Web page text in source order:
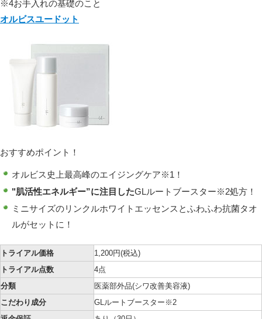
※4お手入れの基礎のこと
オルビスユードット
おすすめポイント！
オルビス史上最高峰のエイジングケア※1 ！
"肌活性エネルギー”に注目したGLルートブースター※2処方！
ミニサイズのリンクルホワイトエッセンスとふわふわ抗菌タオ
ルがセットに！
トライアル価格 1,200円(税込)
トライアル点数
4点
分類
医薬部外品(シワ改善美容液)
こだわり成分
GLルートブースター ※2